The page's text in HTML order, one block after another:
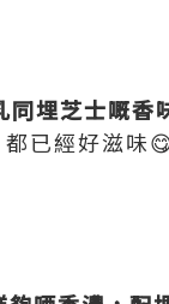
同埋芝士嘅香
已經好滋味